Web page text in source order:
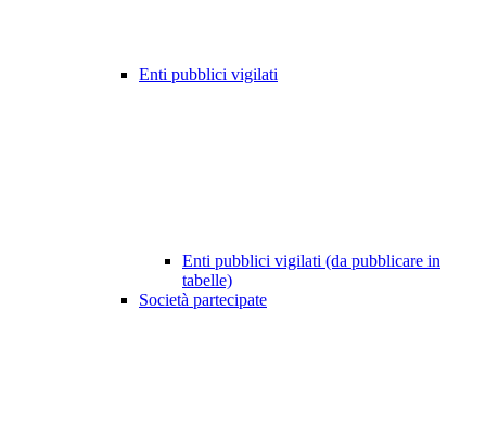
Enti pubblici vigilati
Enti pubblici vigilati (da pubblicare in
tabelle)
Società partecipate